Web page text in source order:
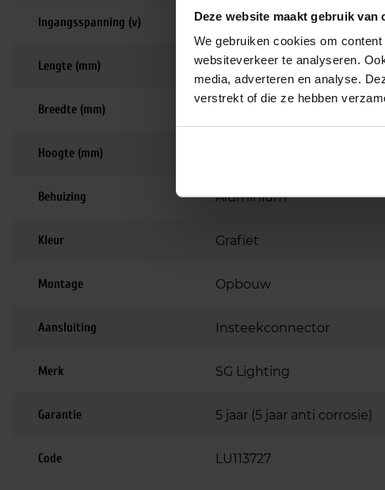
Deze website maakt gebruik van
We gebruiken cookies om
websiteverkeer te analyseren.
media, adverteren en analyse.
verstrekt of die ze hebben
Ingangsspanning (v) 220-240
Lengte (mm) 90
Breedte (mm)
Hoogte (mm)
Behuizing Aluminium
Kleur Grafiet
Montage Opbouw
Aansluiting Insteekconnector
Merk SG Lighting
Garantie 5 jaar (5 jaar anti corrosie)
Code LU113727